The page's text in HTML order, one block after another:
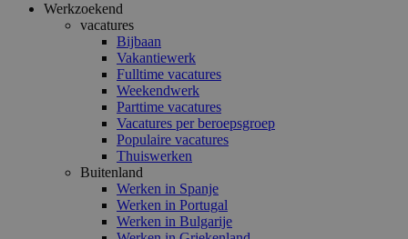
Werkzoekend
vacatures
Bijbaan
Vakantiewerk
Fulltime vacatures
Weekendwerk
Parttime vacatures
Vacatures per beroepsgroep
Populaire vacatures
Thuiswerken
Buitenland
Werken in Spanje
Werken in Portugal
Werken in Bulgarije